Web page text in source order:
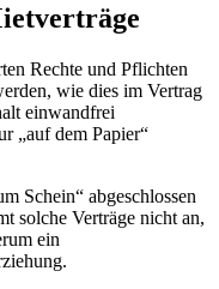
Rechte und Pflichten
wie dies im Vertrag
einwandfrei
„auf dem Papier“
Schein“ abgeschlossen
solche Verträge nicht an,
ein